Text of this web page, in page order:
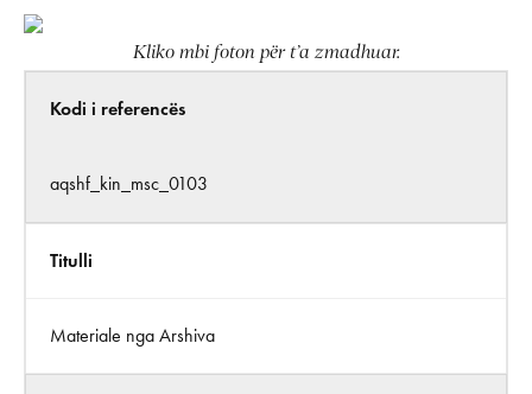
Kliko mbi foton për t’a zmadhuar.
Kodi i referencës
aqshf_kin_msc_0103
Titulli
Materiale nga Arshiva